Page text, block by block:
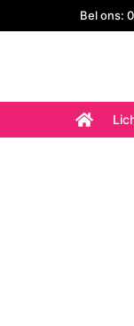
Bel ons: